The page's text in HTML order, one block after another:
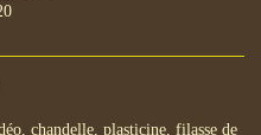
chandelle, plasticine, filasse de